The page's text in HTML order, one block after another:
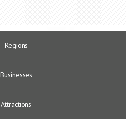
Regions
Businesses
Attractions